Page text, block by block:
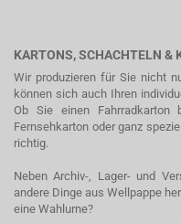
KARTONS, SCHACHTELN &
Wir produzieren für Sie nicht
können sich auch Ihren
Ob Sie einen Fahrradkarton
Fernsehkarton oder ganz
richtig.
Neben Archiv-, Lager- und
andere Dinge aus Wellpappe
eine Wahlurne?